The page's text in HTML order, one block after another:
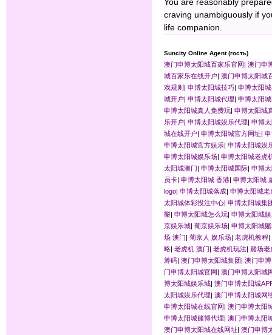
You are reasonably
craving unambiguously if
life companion.
Suncity Online Agent (гость)
澳门申博太阳城百家乐官网| 澳门申
城百家乐在线开户| 澳门申博太阳城
戏规则| 申博太阳城技巧| 申博太阳
城开户| 申博太阳城代理| 申博太阳
申博太阳城真人免费玩| 申博太阳城
乐开户| 申博太阳城娱乐代理| 申博
城在线开户| 申博太阳城官方网址|
申博太阳城官方娱乐| 申博太阳城娱
申博太阳城娱乐场| 申博太阳城老虎
太阳城澳门| 申博太阳城国际| 申博
员卡| 申博太阳城 香港| 申博太阳城
logo| 申博太阳城落成| 申博太阳城老
太阳城体彩投注中心| 申博太阳城集
樂| 申博太阳城怎么玩| 申博太阳城
京娱乐城| 葡京娱乐场| 申博太阳城
场 澳门| 葡京人 娱乐场| 老虎机教程|
略| 老虎机 澳门| 老虎机玩法| 赌场老
筹码| 澳门申博太阳城集团| 澳门申
门申博太阳城官网| 澳门申博太阳城
博太阳城娱乐城| 澳门申博太阳城
太阳城娱乐代理| 澳门申博太阳城网
申博太阳城在线官网| 澳门申博太阳
申博太阳城赌博代理| 澳门申博太阳
澳门申博太阳城在线网址| 澳门申博